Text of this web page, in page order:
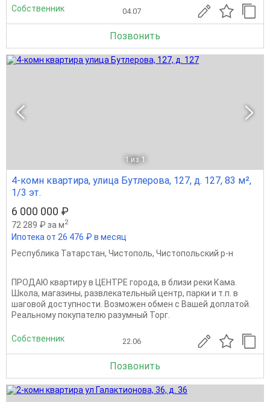
Собственник 04.07
Позвонить
1 из 1
4-комн квартира, улица Бутлерова, 127, д. 127, 83 м²,
1/3 эт.
6 000 000 ₽
72 289 ₽ за м2
Ипотека от 26 476 ₽ в месяц
Республика Татарстан, Чистополь, Чистопольский р-н
ПРОДАЮ квартиру в ЦЕНТРЕ города, в близи реки Кама.
Школа, магазины, развлекательный центр, парки и т.п. в
шаговой доступности. Возможен обмен с Вашей доплатой.
Реальному покупателю разумный Торг.
Собственник 22.06
Позвонить